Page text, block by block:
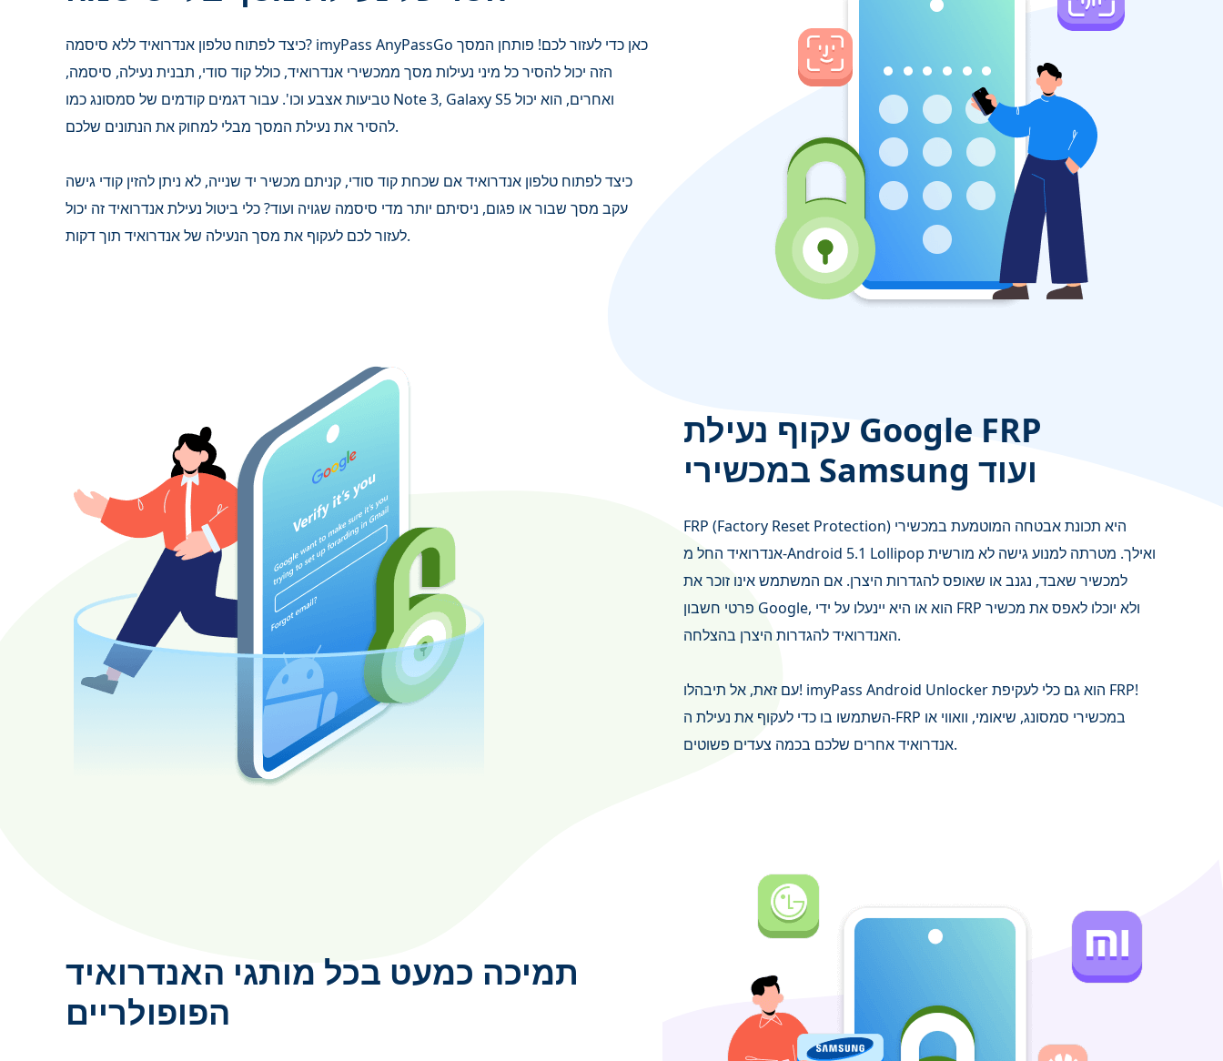
כיצד לפתוח טלפון אנדרואיד ללא סיסמה? imyPass AnyPassGo כאן כדי לעזור לכם! פותחן המסך
הזה יכול להסיר כל מיני נעילות מסך ממכשירי אנדרואיד, כולל קוד סודי, תבנית נעילה, סיסמה,
טביעות אצבע וכו'. עבור דגמים קודמים של סמסונג כמו Note 3, Galaxy S5 ואחרים, הוא יכול
להסיר את נעילת המסך מבלי למחוק את הנתונים שלכם.
כיצד לפתוח טלפון אנדרואיד אם שכחת קוד סודי, קניתם מכשיר יד שנייה, לא ניתן להזין קודי גישה
עקב מסך שבור או פגום, ניסיתם יותר מדי סיסמה שגויה ועוד? כלי ביטול נעילת אנדרואיד זה יכול
לעזור לכם לעקוף את מסך הנעילה של אנדרואיד תוך דקות.
עקוף נעילת Google FRP
במכשירי Samsung ועוד
FRP (Factory Reset Protection) היא תכונת אבטחה המוטמעת במכשירי
אנדרואיד החל מ-Android 5.1 Lollipop ואילך. מטרתה למנוע גישה לא מורשית
למכשיר שאבד, נגנב או שאופס להגדרות היצרן. אם המשתמש אינו זוכר את
פרטי חשבון Google, הוא או היא יינעלו על ידי FRP ולא יוכלו לאפס את מכשיר
האנדרואיד להגדרות היצרן בהצלחה.
עם זאת, אל תיבהלו! imyPass Android Unlocker הוא גם כלי לעקיפת FRP!
השתמשו בו כדי לעקוף את נעילת ה-FRP במכשירי סמסונג, שיאומי, וואווי או
אנדרואיד אחרים שלכם בכמה צעדים פשוטים.
תמיכה כמעט בכל מותגי האנדרואיד
הפופולריים